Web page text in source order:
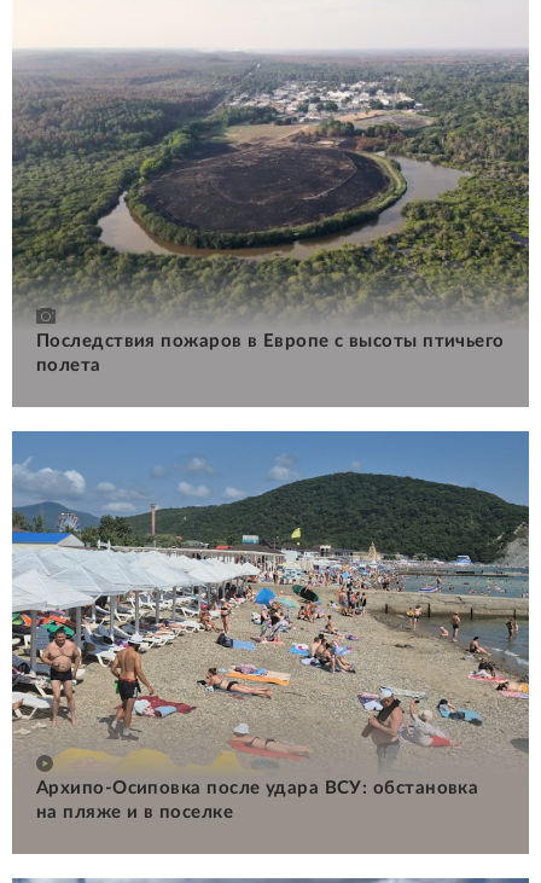
Последствия пожаров в Европе с высоты птичьего
полета
Архипо-Осиповка после удара ВСУ: обстановка
на пляже и в поселке